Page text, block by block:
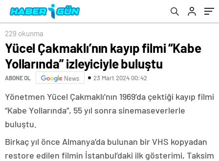
229 okunma
Yücel Çakmaklı’nın kayıp filmi “Kabe
Yollarında” izleyiciyle buluştu
ABONE OL News 23 Mart 2024 00:42
Yönetmen Yücel Çakmaklı’nın 1969’da çektiği kayıp filmi
“Kabe Yollarında”, 55 yıl sonra sinemaseverlerle
buluştu.
Birkaç yıl önce Almanya’da bulunan bir VHS kopyadan
restore edilen filmin İstanbul’daki ilk gösterimi, Taksim